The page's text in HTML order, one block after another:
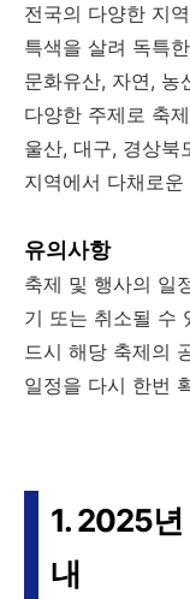
전국의 다양한 지
특색을 살려 독특
문화유산, 자연, 농
다양한 주제로 축
울산, 대구, 경상북
지역에서 다채로
유의사항
축제 및 행사의 일
기 또는 취소될 수
드시 해당 축제의
일정을 다시 한번
1. 2025년
내